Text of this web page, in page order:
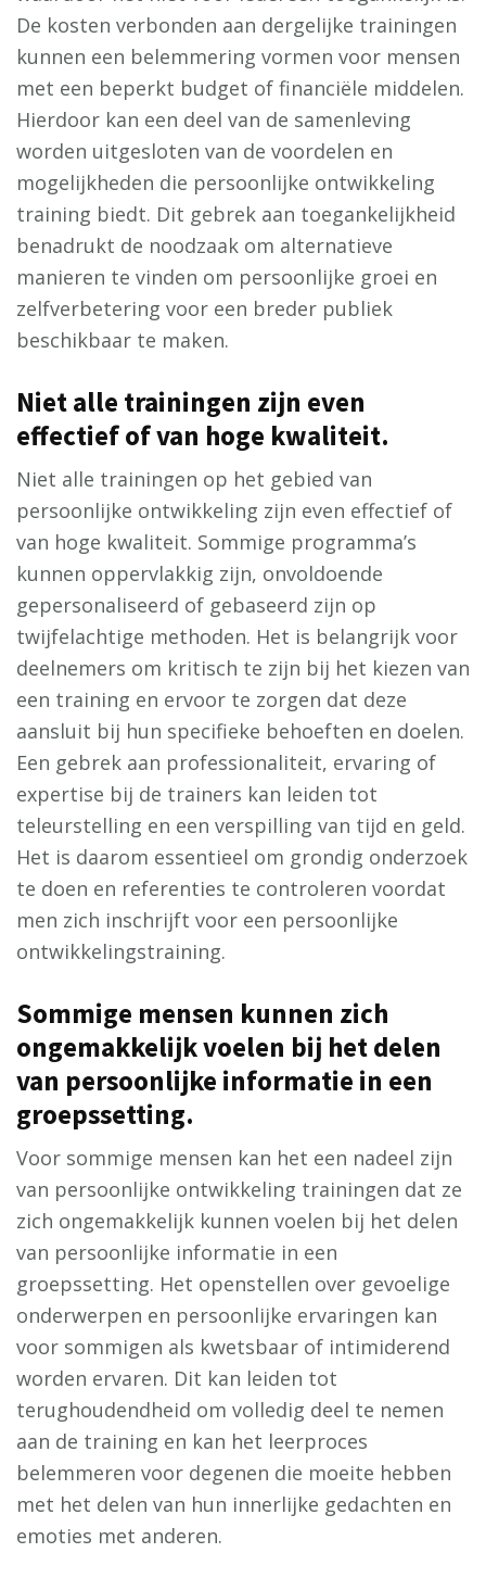
De kosten verbonden aan dergelijke trainingen
kunnen een belemmering vormen voor mensen
met een beperkt budget of financiële middelen.
Hierdoor kan een deel van de samenleving
worden uitgesloten van de voordelen en
mogelijkheden die persoonlijke ontwikkeling
training biedt. Dit gebrek aan toegankelijkheid
benadrukt de noodzaak om alternatieve
manieren te vinden om persoonlijke groei en
zelfverbetering voor een breder publiek
beschikbaar te maken.
Niet alle trainingen zijn even
effectief of van hoge kwaliteit.
Niet alle trainingen op het gebied van
persoonlijke ontwikkeling zijn even effectief of
van hoge kwaliteit. Sommige programma’s
kunnen oppervlakkig zijn, onvoldoende
gepersonaliseerd of gebaseerd zijn op
twijfelachtige methoden. Het is belangrijk voor
deelnemers om kritisch te zijn bij het kiezen van
een training en ervoor te zorgen dat deze
aansluit bij hun specifieke behoeften en doelen.
Een gebrek aan professionaliteit, ervaring of
expertise bij de trainers kan leiden tot
teleurstelling en een verspilling van tijd en geld.
Het is daarom essentieel om grondig onderzoek
te doen en referenties te controleren voordat
men zich inschrijft voor een persoonlijke
ontwikkelingstraining.
Sommige mensen kunnen zich
ongemakkelijk voelen bij het delen
van persoonlijke informatie in een
groepssetting.
Voor sommige mensen kan het een nadeel zijn
van persoonlijke ontwikkeling trainingen dat ze
zich ongemakkelijk kunnen voelen bij het delen
van persoonlijke informatie in een
groepssetting. Het openstellen over gevoelige
onderwerpen en persoonlijke ervaringen kan
voor sommigen als kwetsbaar of intimiderend
worden ervaren. Dit kan leiden tot
terughoudendheid om volledig deel te nemen
aan de training en kan het leerproces
belemmeren voor degenen die moeite hebben
met het delen van hun innerlijke gedachten en
emoties met anderen.